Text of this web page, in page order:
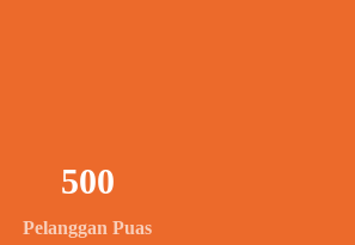
Pelanggan Puas
500